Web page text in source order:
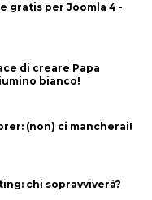
gratis per Joomla 4 -
di creare Papa
bianco!
(non) ci mancherai!
chi sopravviverà?